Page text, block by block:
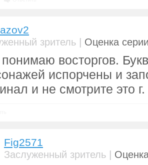
зритель | Оценка
восторгов.
испорчены и
и не смотрите это г.
Fig2571
Заслуженный зритель |